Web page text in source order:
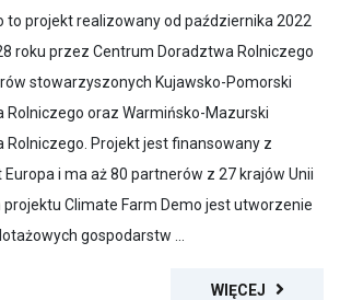
to projekt realizowany od października 2022
roku przez Centrum Doradztwa Rolniczego
stowarzyszonych Kujawsko-Pomorski
Rolniczego oraz Warmińsko-Mazurski
Rolniczego. Projekt jest finansowany z
i ma aż 80 partnerów z 27 krajów Unii
projektu Climate Farm Demo jest utworzenie
gospodarstw ...
WIĘCEJ